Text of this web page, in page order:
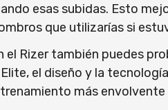
esas subidas. Esto
que utilizarías si
el Rizer también puedes
el diseño y la
más